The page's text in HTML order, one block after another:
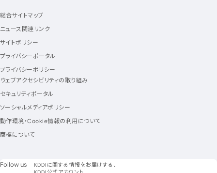
総合サイトマップ
ニュース関連リンク
サイトポリシー
プライバシーポータル
プライバシーポリシー
ウェブアクセシビリティの取り組み
セキュリティポータル
ソーシャルメディアポリシー
動作環境・Cookie情報の利用について
商標について
Follow us フォローアス
KDDIに関する情報をお届けする、